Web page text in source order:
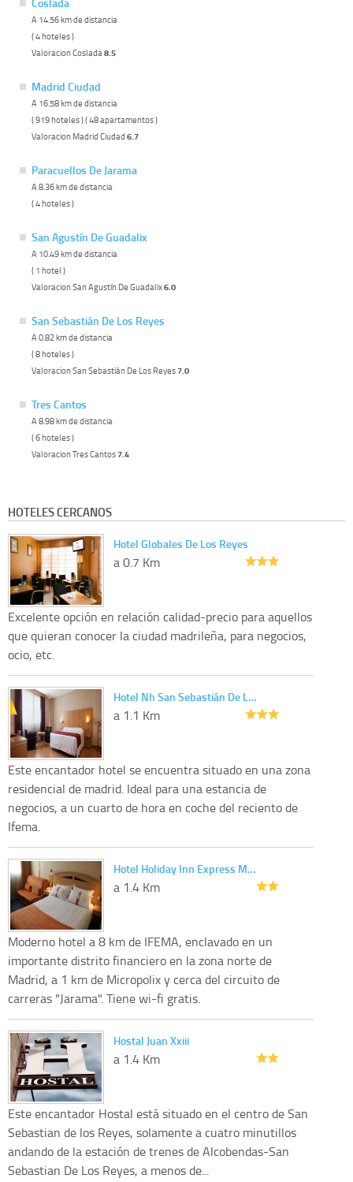
A 14.56 km de distancia
( 4 hoteles )
Valoracion Coslada8.5
Madrid Ciudad
A 16.58 km de distancia
( 919 hoteles ) ( 48 apartamentos )
Valoracion Madrid Ciudad 6.7
Paracuellos De Jarama
A 8.36 km de distancia
( 4 hoteles )
San Agustín De Guadalix
A 10.49 km de distancia
( 1 hotel )
Valoracion San Agustín De Guadalix6.0
San Sebastián De Los Reyes
A 0.82 km de distancia
( 8 hoteles )
Valoracion San Sebastián De Los Reyes7.0
Tres Cantos
A 8.98 km de distancia
( 6 hoteles )
Valoracion Tres Cantos7.4
HOTELES CERCANOS
Hotel Globales De Los Reyes
a 0.7 Km
Excelente opción en relación calidad-precio para aquellos
que quieran conocer la ciudad madrileña, para negocios,
ocio, etc.
Hotel Nh San Sebastián De L…
a 1.1 Km
Este encantador hotel se encuentra situado en una zona
residencial de madrid. Ideal para una estancia de
negocios, a un cuarto de hora en coche del reciento de
Ifema.
Hotel Holiday Inn Express M…
a 1.4 Km
Moderno hotel a 8 km de IFEMA, enclavado en un
importante distrito financiero en la zona norte de
Madrid, a 1 km de Micropolix y cerca del circuito de
carreras "Jarama". Tiene wi-fi gratis.
Hostal Juan Xxiii
a 1.4 Km
Este encantador Hostal está situado en el centro de San
Sebastian de los Reyes, solamente a cuatro minutillos
andando de la estación de trenes de Alcobendas-San
Sebastian De Los Reyes, a menos de...